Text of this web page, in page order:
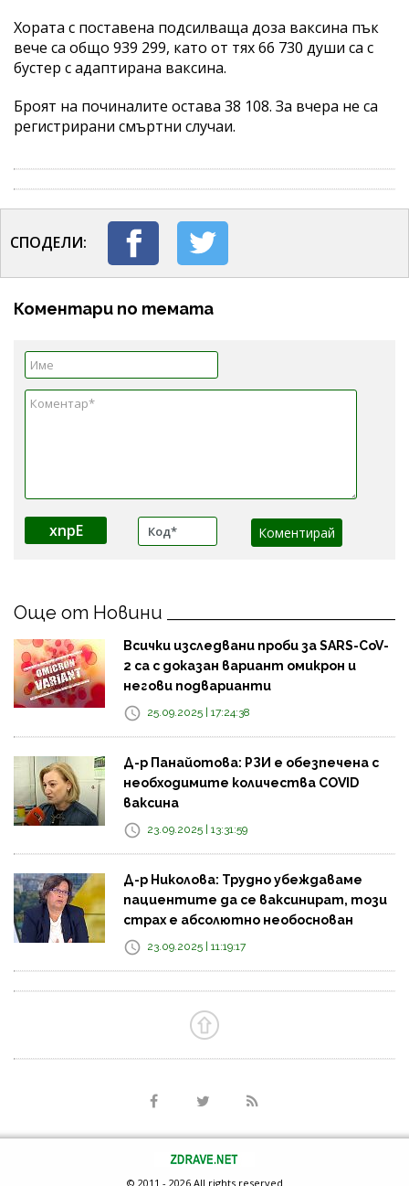
Хората с поставена подсилваща доза ваксина пък
вече са общо 939 299, като от тях 66 730 души са с
бустер с адаптирана ваксина.
Броят на починалите остава 38 108. За вчера не са
регистрирани смъртни случаи.
СПОДЕЛИ:
Коментари по темата
xnpE
Още от Новини
Всички изследвани проби за SARS-CoV-
2 са с доказан вариант омикрон и
негови подварианти
25.09.2025 | 17:24:38
Д-р Панайотова: РЗИ е обезпечена с
необходимите количества COVID
ваксина
23.09.2025 | 13:31:59
Д-р Николова: Трудно убеждаваме
пациентите да се ваксинират, този
страх е абсолютно необоснован
23.09.2025 | 11:19:17
© 2011 - 2026 All rights reserved